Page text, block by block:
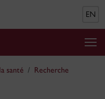
EN
santé
Recherche